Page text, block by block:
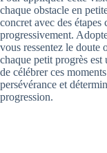
chaque obstacle en
concret avec des
progressivement.
vous ressentez le doute
chaque petit progrès
de célébrer ces
persévérance et
progression.